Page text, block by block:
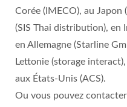
Corée (IMECO), au Japon
(SIS Thai distribution), en
en Allemagne (Starline
Lettonie (storage
aux États-Unis (ACS).
Ou vous pouvez